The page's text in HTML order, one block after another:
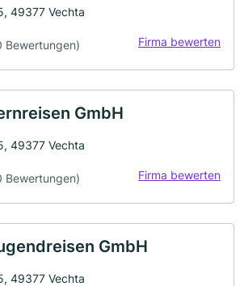
49377 Vechta
Bewertungen) Firma bewerten
GmbH
49377 Vechta
Bewertungen) Firma bewerten
GmbH
49377 Vechta